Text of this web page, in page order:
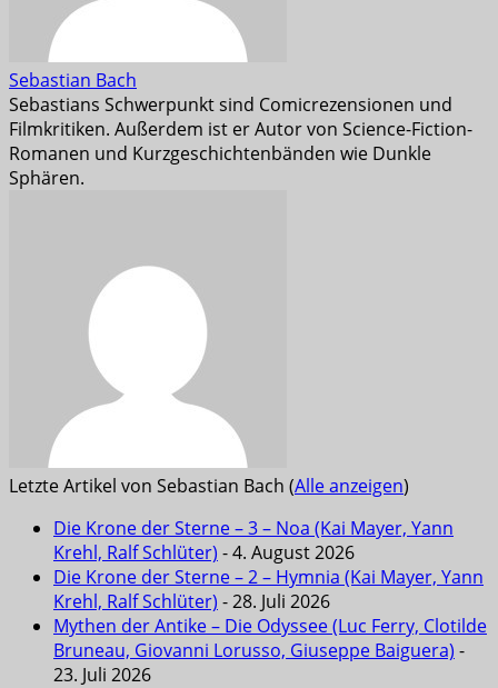
Sebastian Bach
Sebastians Schwerpunkt sind Comicrezensionen und
Filmkritiken. Außerdem ist er Autor von Science-Fiction-
Romanen und Kurzgeschichtenbänden wie Dunkle
Sphären.
Letzte Artikel von Sebastian Bach (Alle anzeigen)
Die Krone der Sterne – 3 – Noa (Kai Mayer, Yann
Krehl, Ralf Schlüter) - 4. August 2026
Die Krone der Sterne – 2 – Hymnia (Kai Mayer, Yann
Krehl, Ralf Schlüter) - 28. Juli 2026
Mythen der Antike – Die Odyssee (Luc Ferry, Clotilde
Bruneau, Giovanni Lorusso, Giuseppe Baiguera) -
23. Juli 2026